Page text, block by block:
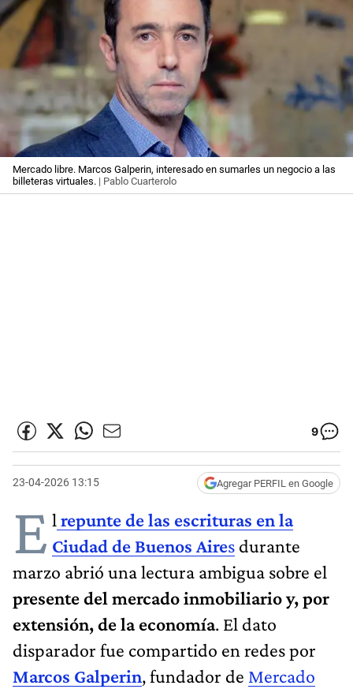
Mercado libre. Marcos Galperin, interesado en sumarles un negocio a las
billeteras virtuales. | Pablo Cuarterolo
9
23-04-2026 13:15 Agregar PERFIL en Google
E l repunte de las escrituras en la
Ciudad de Buenos Aires durante
marzo abrió una lectura ambigua sobre el
presente del mercado inmobiliario y, por
extensión, de la economía. El dato
disparador fue compartido en redes por
Marcos Galperin, fundador de Mercado